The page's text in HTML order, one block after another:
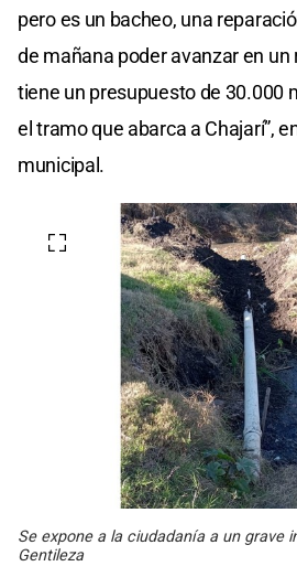
pero es un bacheo, una
de mañana poder avanzar en
tiene un presupuesto de 30.000
el tramo que abarca a Chajarí”,
municipal.
Se expone a la ciudadanía a un grave
Gentileza